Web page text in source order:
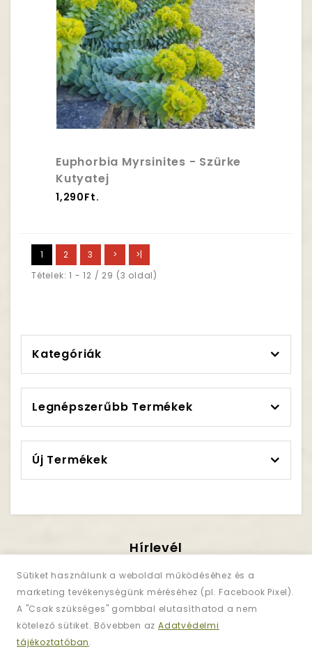
Sütiket használunk a weboldal működéséhez és a
marketing tevékenységünk méréséhez (pl. Facebook Pixel).
A "Csak szükséges" gombbal elutasíthatod a nem
kötelező sütiket. Bővebben az Adatvédelmi
tájékoztatóban.
Euphorbia Myrsinites - Szürke
Kutyatej
1,290Ft.
1 2 3 >
>|
Tételek: 1 - 12 / 29 (3 oldal)
Kategóriák
Legnépszerűbb Termékek
Új Termékek
Hírlevél
Iratkozzon Fel!
Regisztráljon és iratkozzon fel
az akciókért!